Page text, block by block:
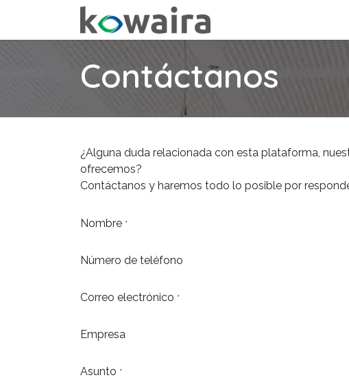
Ir al contenido
Contáctanos
¿Alguna duda relacionada con esta plataforma,
ofrecemos?
Contáctanos y haremos todo lo posible por
Nombre *
Número de teléfono
Correo electrónico *
Empresa
Asunto *